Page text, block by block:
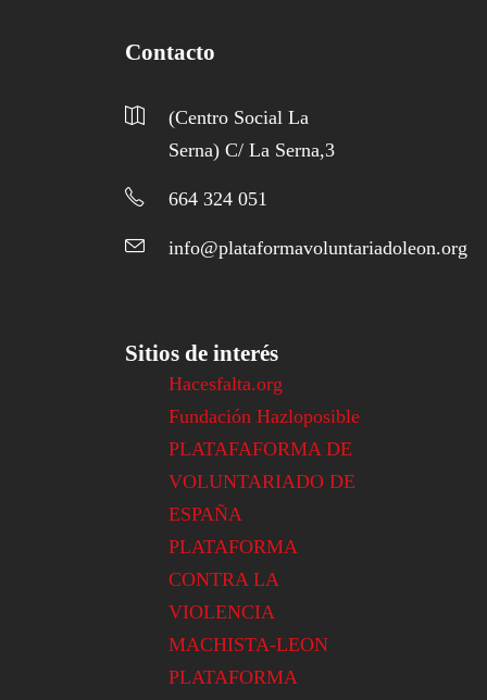
Contacto
(Centro Social La
Serna) C/ La Serna,3
664 324 051
info@plataformavoluntariadoleon.org
Sitios de interés
Hacesfalta.org
Fundación Hazloposible
PLATAFAFORMA DE
VOLUNTARIADO DE
ESPAÑA
PLATAFORMA
CONTRA LA
VIOLENCIA
MACHISTA-LEON
PLATAFORMA